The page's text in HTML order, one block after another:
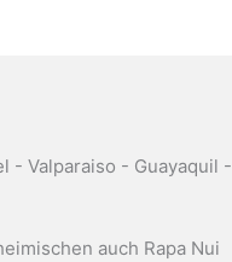
- Valparaiso - Guayaquil -
auch Rapa Nui